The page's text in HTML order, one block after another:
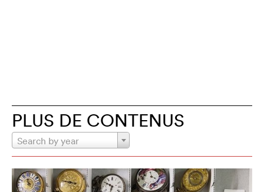
PLUS DE CONTENUS
Search by year